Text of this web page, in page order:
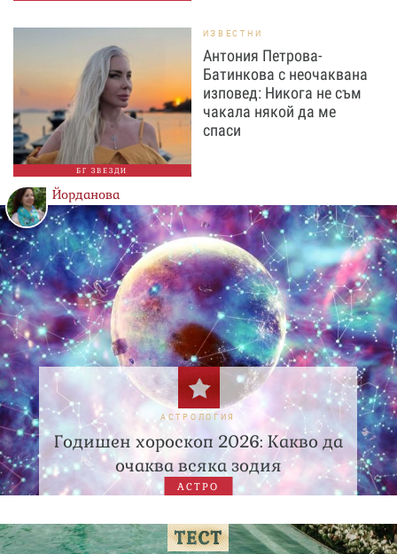
БГ ЗВЕЗДИ
ИЗВЕСТНИ
Антония Петрова-
Батинкова с неочаквана
изповед: Никога не съм
чакала някой да ме
спаси
Йорданова
АСТРОЛОГИЯ
Годишен хороскоп 2026: Какво да
очаква всяка зодия
АСТРО